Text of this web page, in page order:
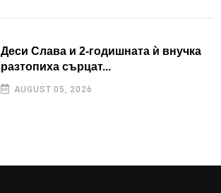
Деси Слава и 2-годишната ѝ внучка
разтопиха сърцат...
AUGUST 05, 2026